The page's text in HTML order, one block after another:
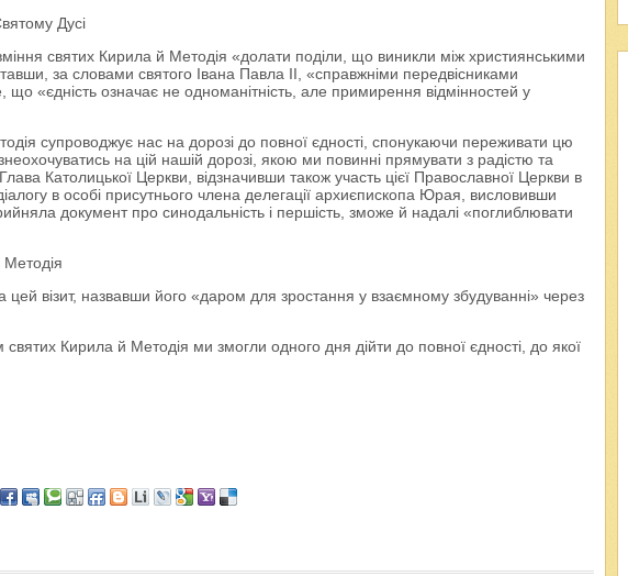
Дусі
святих Кирила й Методія «долати поділи, що виникли між християнськими
за словами святого Івана Павла ІІ, «справжніми передвісниками
«єдність означає не одноманітність, але примирення відмінностей у
супроводжує нас на дорозі до повної єдності, спонукаючи переживати цю
знеохочуватись на цій нашій дорозі, якою ми повинні прямувати з радістю та
Католицької Церкви, відзначивши також участь цієї Православної Церкви в
в особі присутнього члена делегації архиєпископа Юрая, висловивши
документ про синодальність і першість, зможе й надалі «поглиблювати
Методія
візит, назвавши його «даром для зростання у взаємному збудуванні» через
Кирила й Методія ми змогли одного дня дійти до повної єдності, до якої